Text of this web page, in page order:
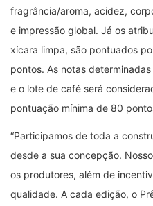
fragrância/aroma, acidez,
e impressão global. Já os
xícara limpa, são pontuados
pontos. As notas
e o lote de café será
pontuação mínima de 80
“Participamos de toda a
desde a sua concepção.
os produtores, além de
qualidade. A cada edição, o